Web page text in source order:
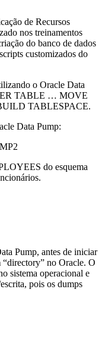
de Recursos
nos treinamentos
do banco de dados
customizados do
o Oracle Data
TABLE … MOVE
TABLESPACE.
Data Pump:
do esquema
Pump, antes de iniciar
no Oracle. O
sistema operacional e
pois os dumps